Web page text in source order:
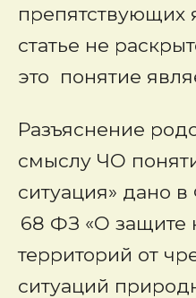
препятствующих
статье не
это понятие
Разъяснение
смыслу ЧО
ситуация» дано в
68 ФЗ «О защите
территорий от
ситуаций